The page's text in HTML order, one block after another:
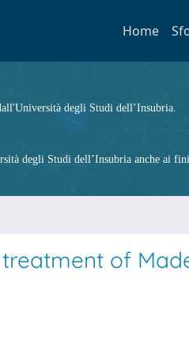
Home
degli Studi dell’Insubria.
degli Studi dell’Insubria anche ai
of